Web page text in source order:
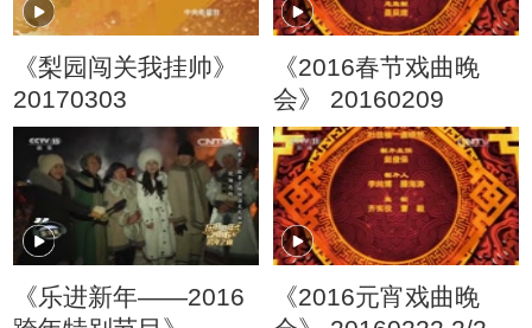
《梨园闯关我挂帅》
20170303
《2016春节戏曲晚
会》 20160209
《乐进新年——2016
《2016元宵戏曲晚